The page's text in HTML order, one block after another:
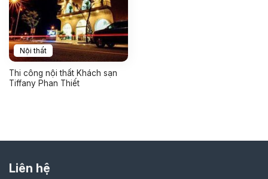
Nội thất
Thi công nội thất Khách sạn
Tiffany Phan Thiết
Liên hệ